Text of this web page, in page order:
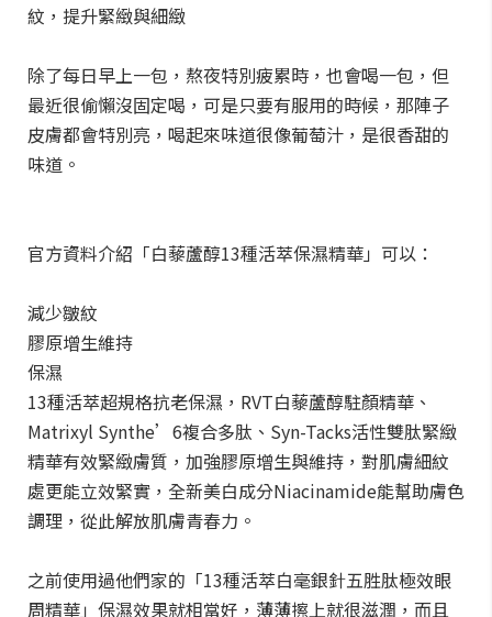
紋，提升緊緻與細緻
除了每日早上一包，熬夜特別疲累時，也會喝一包，但
最近很偷懶沒固定喝，可是只要有服用的時候，那陣子
皮膚都會特別亮，喝起來味道很像葡萄汁，是很香甜的
味道。
官方資料介紹「白藜蘆醇13種活萃保濕精華」可以：
減少皺紋
膠原增生維持
保濕
13種活萃超規格抗老保濕，RVT白藜蘆醇駐顏精華、
Matrixyl Synthe’6複合多肽、Syn-Tacks活性雙肽緊緻
精華有效緊緻膚質，加強膠原增生與維持，對肌膚細紋
處更能立效緊實，全新美白成分Niacinamide能幫助膚色
調理，從此解放肌膚青春力。
之前使用過他們家的「13種活萃白毫銀針五胜肽極效眼
周精華」保濕效果就相當好，薄薄擦上就很滋潤，而且